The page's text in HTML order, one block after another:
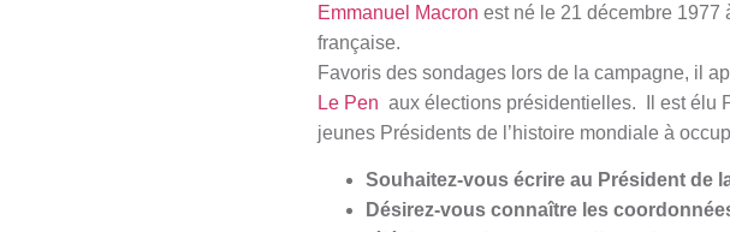
Emmanuel Macron est né le 21 décembre 1977
française.
Favoris des sondages lors de la campagne, il
Le Pen aux élections présidentielles. Il est élu
jeunes Présidents de l’histoire mondiale à
Souhaitez-vous écrire au Président de
Désirez-vous connaître les